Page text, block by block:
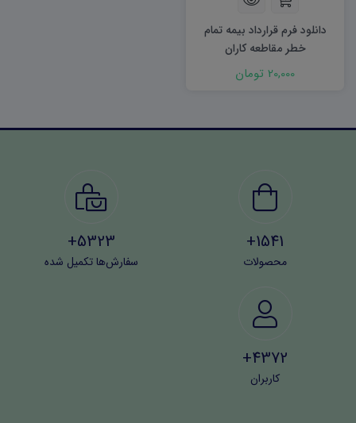
دانلود فرم قرارداد بیمه تمام
خطر مقاطعه کاران
20,000 تومان
1541+
محصولات
5323+
سفارش‌ها تکمیل شده
4372+
کاربران